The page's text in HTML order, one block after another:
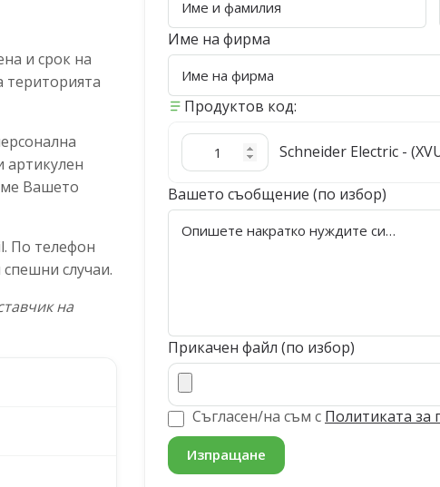
и срок на
територията
артикулен
Вашето
По телефон
случаи.
на
Име на фирма
Продуктов код:
Schneider Electric -
Вашето съобщение (по избор)
Прикачен файл (по избор)
Съгласен/на съм с Политиката за